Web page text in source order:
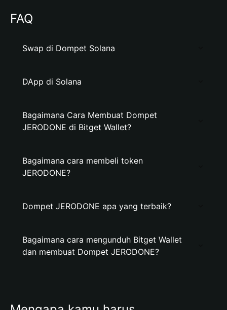
FAQ
Swap di Dompet Solana
DApp di Solana
Bagaimana Cara Membuat Dompet
JERODONE di Bitget Wallet?
Bagaimana cara membeli token
JERODONE?
Dompet JERODONE apa yang terbaik?
Bagaimana cara mengunduh Bitget Wallet
dan membuat Dompet JERODONE?